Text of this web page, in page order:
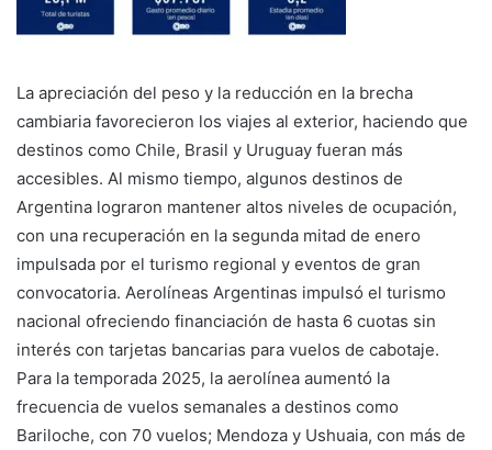
La apreciación del peso y la reducción en la brecha
cambiaria favorecieron los viajes al exterior, haciendo que
destinos como Chile, Brasil y Uruguay fueran más
accesibles. Al mismo tiempo, algunos destinos de
Argentina lograron mantener altos niveles de ocupación,
con una recuperación en la segunda mitad de enero
impulsada por el turismo regional y eventos de gran
convocatoria. Aerolíneas Argentinas impulsó el turismo
nacional ofreciendo financiación de hasta 6 cuotas sin
interés con tarjetas bancarias para vuelos de cabotaje.
Para la temporada 2025, la aerolínea aumentó la
frecuencia de vuelos semanales a destinos como
Bariloche, con 70 vuelos; Mendoza y Ushuaia, con más de